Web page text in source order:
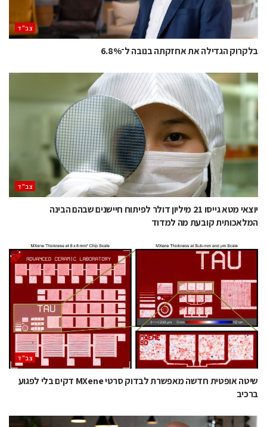
‫צב"ד‬
בלקרוק הגדילה את אחזקתה בנובה ל־6.8%
‫צב"ד‬
יוצאי מטא גייסו 21 מיליון דולר לפיתוח חיישנים שבהם הבינה
המלאכותית קובעת מה למדוד
‫צב"ד‬
שיטה אופטית חדשה מאפשרת לבדוק סרטי MXene דקים בלי לפגוע
ברכיב